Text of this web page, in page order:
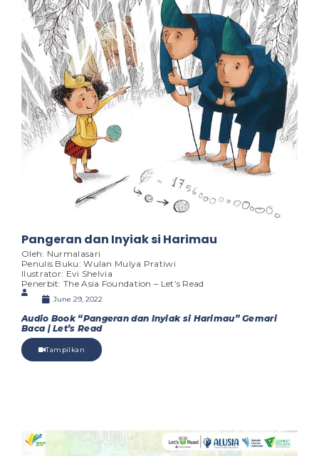
Pangeran dan Inyiak si Harimau
Oleh: Nurmalasari
Penulis Buku: Wulan Mulya Pratiwi
Ilustrator: Evi Shelvia
Penerbit: The Asia Foundation – Let’s Read
June 29, 2022
Audio Book “Pangeran dan Inyiak si Harimau” Gemari
Baca | Let’s Read
Tampilkan